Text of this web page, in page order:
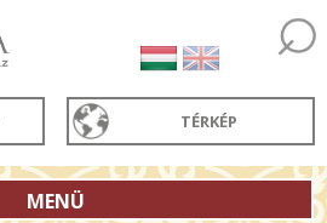
TÉRKÉP
MENÜ